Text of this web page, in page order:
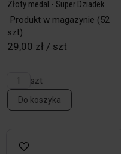
Złoty medal - Super Dziadek
Produkt w magazynie (52
szt)
29,00 zł / szt
szt
Do koszyka